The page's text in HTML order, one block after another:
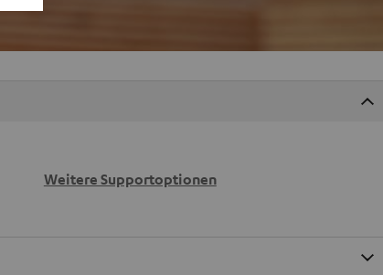
Weitere Supportoptionen